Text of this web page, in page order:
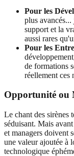
Pour les
plus
support et la
aussi rares
Pour les
de formations
réellement ces
Opportunité ou
Le chant des sirènes
séduisant. Mais
et managers doivent
une valeur ajoutée à
technologique